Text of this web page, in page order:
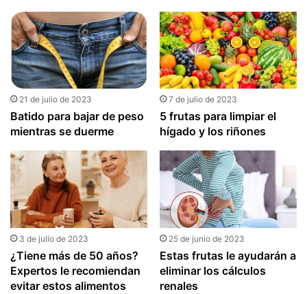
21 de julio de 2023
Batido para bajar de peso
mientras se duerme
7 de julio de 2023
5 frutas para limpiar el
hígado y los riñones
3 de julio de 2023
¿Tiene más de 50 años?
Expertos le recomiendan
evitar estos alimentos
25 de junio de 2023
Estas frutas le ayudarán a
eliminar los cálculos
renales